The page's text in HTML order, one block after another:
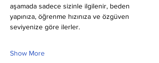
aşamada sadece sizinle ilgilenir, beden
yapınıza, öğrenme hızınıza ve özgüven
seviyenize göre ilerler.
Show More